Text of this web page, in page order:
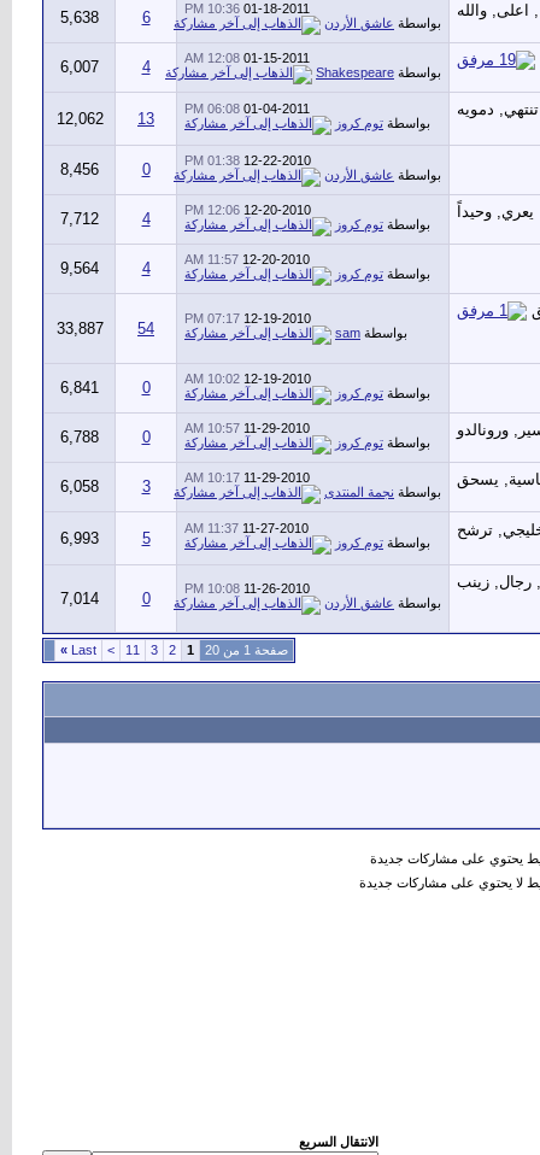
01-18-2011
10:36 PM
بواسطة عاشق الأردن 6
5,638
01-15-2011
12:08 AM
بواسطة Shakespeare
4
6,007
01-04-2011
06:08 PM
بواسطة توم كروز 13
12,062
12-22-2010
01:38 PM
بواسطة عاشق الأردن 0
8,456
12-20-2010
12:06 PM
بواسطة توم كروز 4
7,712
12-20-2010
11:57 AM
بواسطة توم كروز 4
9,564
12-19-2010
07:17 PM
بواسطة sam
54
33,887
12-19-2010
10:02 AM
بواسطة توم كروز 0
6,841
11-29-2010
10:57 AM
بواسطة توم كروز 0
6,788
11-29-2010
10:17 AM
بواسطة نجمة المنتدى 3
6,058
11-27-2010
11:37 AM
بواسطة توم كروز 5
6,993
11-26-2010
10:08 PM
بواسطة عاشق الأردن 0
7,014
صفحة 1 من 20 1
2
3
11
>
Last
»
يحتوي على مشاركات جديدة
لا يحتوي على مشاركات جديدة
الانتقال السريع